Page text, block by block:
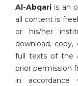
Al-Abqari is an
all content is
or his/her
download,
full texts of the
prior permission
in